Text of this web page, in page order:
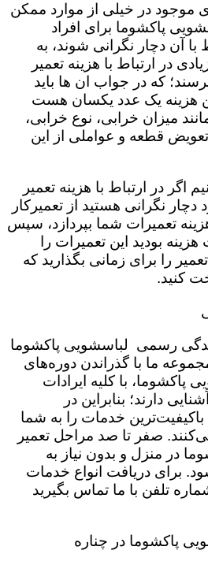
موجود در خیلی از موارد ممکن
پاکشوما برای افراد
آن دچار نگرانی شوند، به
در ارتباط با هزینه تعمیر
که در جواب ان ها باید
هزینه یک عدد یکسان هست
میزان خرابی، نوع خرابی،
تعویض قطعه و عواملی از این
اگر در ارتباط با هزینه تعمیر
نگرانی هستید از تعمیرکار
هزینه تعمیرات شما بپردازد، سپس
بودید این تعمیرات را
را برای زمانی بگذارید که
کنید.
رسمی لباسشویی پاکشوما
ما با گذراندن دوره‌های
پاکشوما، با کلیه ایرادات
دارند؛ بنابراین در
خدمات را به شما
صفر تا صد مراحل تعمیر
در منزل و بدون نیاز به
برای دریافت انواع خدمات
تلفن با ما تماس بگیرید
پاکشوما در چناره